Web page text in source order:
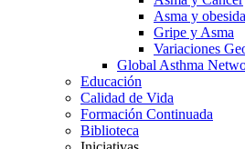
Asma y
Gripe y Asma
Variaciones
Global Asthma
Educación
Calidad de Vida
Formación Continuada
Biblioteca